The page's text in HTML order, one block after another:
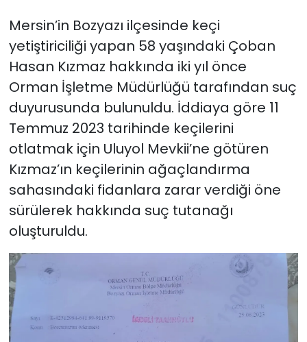
Mersin’in Bozyazı ilçesinde keçi
yetiştiriciliği yapan 58 yaşındaki Çoban
Hasan Kızmaz hakkında iki yıl önce
Orman İşletme Müdürlüğü tarafından suç
duyurusunda bulunuldu. İddiaya göre 11
Temmuz 2023 tarihinde keçilerini
otlatmak için Uluyol Mevkii’ne götüren
Kızmaz’ın keçilerinin ağaçlandırma
sahasındaki fidanlara zarar verdiği öne
sürülerek hakkında suç tutanağı
oluşturuldu.